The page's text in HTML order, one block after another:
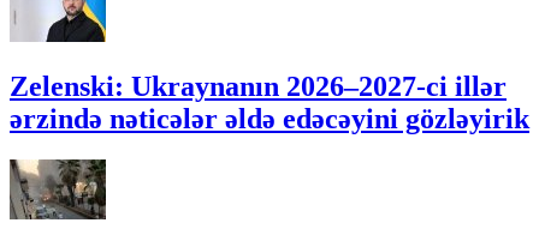
Zelenski: Ukraynanın 2026–2027-ci illər
ərzində nəticələr əldə edəcəyini gözləyirik